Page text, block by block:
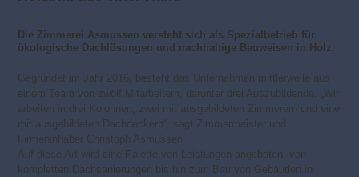
Die Zimmerei Asmussen versteht sich als Spezialbetrieb für
ökologische Dachlösungen und nachhaltige Bauweisen in Holz.
Gegründet im Jahr 2016, besteht das Unternehmen mittlerweile aus
einem Team von zwölf Mitarbeitern, darunter drei Auszubildende. „Wir
arbeiten in drei Kolonnen, zwei mit ausgebildeten Zimmerern und eine
mit ausgebildeten Dachdeckern“, sagt Zimmermeister und
Firmeninhaber Christoph Asmussen.
Auf diese Art wird eine Palette von Leistungen angeboten, von
kompletten Dachsanierungen bis hin zum Bau von Gebäuden in